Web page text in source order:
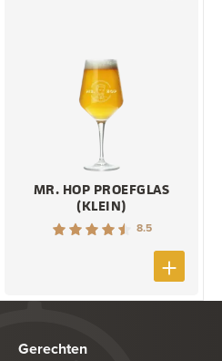
MR. HOP PROEFGLAS
(KLEIN)
8.5
Gerechten